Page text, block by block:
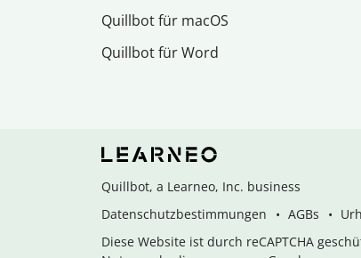
Quillbot für macOS
Quillbot für Word
Quillbot, a Learneo, Inc. business
Datenschutzbestimmungen
AGBs
Diese Website ist durch reCAPTCHA